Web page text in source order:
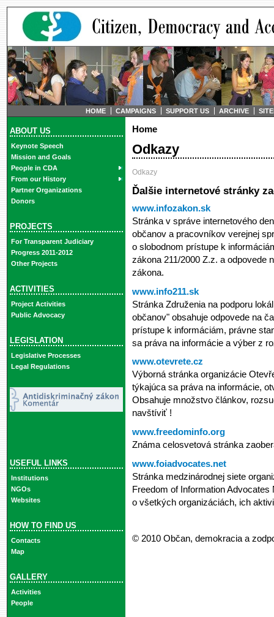
HOME CAMPAIGNS SUPPORT US ARCHIVE
ABOUT US
Keynote Speech
Mission and Goals
People in CDA
From our History
Partner Organizations
Donors
PROJECTS
For Transparent Judiciary
Progress 2011-2012
Other Projects
ACTIVITIES
Project Activities
Public Advocacy
LEGISLATION
Legislative Processes
Legal Regulations
USEFUL LINKS
Institutions
NGOs
Websites
HOW TO FIND US
Contacts
Map
GALLERY
Activities
People
Home
Odkazy
Odkazy
Ďalšie internetové stránky
www.infozakon.sk
Stránka v správe internetového
občanov a pracovníkov verejnej
o slobodnom prístupe k
zákona 211/2000 Z.z. a odpovede
zákona.
www.info211.sk
Stránka Združenia na podporu
občanov" obsahuje odpovede na
prístupe k informáciám, právne
sa práva na informácie a výber z
www.otevrete.cz
Výborná stránka organizácie
týkajúca sa práva na informácie,
Obsahuje množstvo článkov,
navštíviť !
www.freedominfo.org
Známa celosvetová stránka
www.foiadvocates.net
Stránka medzinárodnej siete
Freedom of Information
o všetkých organizáciách, ich
© 2010 Občan, demokracia a